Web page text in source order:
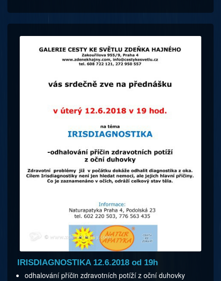
IRISDIAGNOSTIKA 12.6.2018 od 19h
odhalování příčin zdravotních potíží z oční duhovky